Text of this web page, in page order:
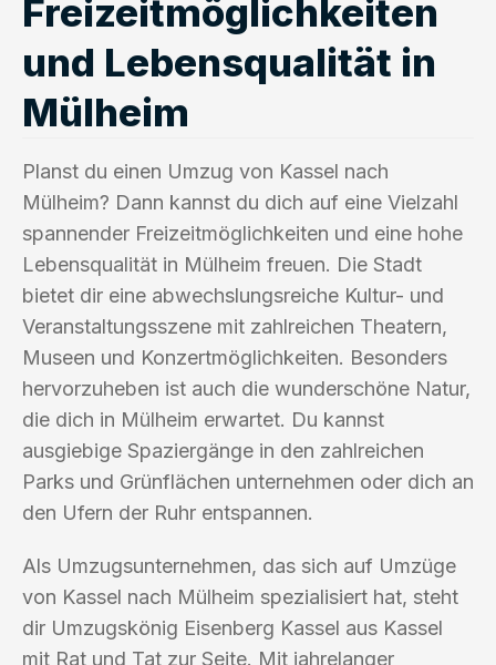
Freizeitmöglichkeiten
und Lebensqualität in
Mülheim
Planst du einen Umzug von Kassel nach
Mülheim? Dann kannst du dich auf eine Vielzahl
spannender Freizeitmöglichkeiten und eine hohe
Lebensqualität in Mülheim freuen. Die Stadt
bietet dir eine abwechslungsreiche Kultur- und
Veranstaltungsszene mit zahlreichen Theatern,
Museen und Konzertmöglichkeiten. Besonders
hervorzuheben ist auch die wunderschöne Natur,
die dich in Mülheim erwartet. Du kannst
ausgiebige Spaziergänge in den zahlreichen
Parks und Grünflächen unternehmen oder dich an
den Ufern der Ruhr entspannen.
Als Umzugsunternehmen, das sich auf Umzüge
von Kassel nach Mülheim spezialisiert hat, steht
dir Umzugskönig Eisenberg Kassel aus Kassel
mit Rat und Tat zur Seite. Mit jahrelanger